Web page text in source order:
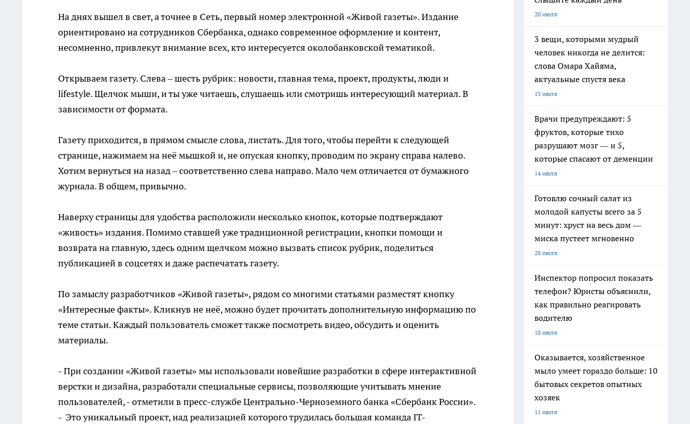
На днях вышел в свет, а точнее в Сеть, первый номер электронной «Живой газеты». Издание
ориентировано на сотрудников Сбербанка, однако современное оформление и контент,
несомненно, привлекут внимание всех, кто интересуется околобанковской тематикой.
Открываем газету. Слева – шесть рубрик: новости, главная тема, проект, продукты, люди и
lifestyle. Щелчок мыши, и ты уже читаешь, слушаешь или смотришь интересующий материал. В
зависимости от формата.
Газету приходится, в прямом смысле слова, листать. Для того, чтобы перейти к следующей
странице, нажимаем на неё мышкой и, не опуская кнопку, проводим по экрану справа налево.
Хотим вернуться на назад – соответственно слева направо. Мало чем отличается от бумажного
журнала. В общем, привычно.
Наверху страницы для удобства расположили несколько кнопок, которые подтверждают
«живость» издания. Помимо ставшей уже традиционной регистрации, кнопки помощи и
возврата на главную, здесь одним щелчком можно вызвать список рубрик, поделиться
публикацией в соцсетях и даже распечатать газету.
По замыслу разработчиков «Живой газеты», рядом со многими статьями разместят кнопку
«Интересные факты». Кликнув не неё, можно будет прочитать дополнительную информацию по
теме статьи. Каждый пользователь сможет также посмотреть видео, обсудить и оценить
материалы.
- При создании «Живой газеты» мы использовали новейшие разработки в сфере интерактивной
верстки и дизайна, разработали специальные сервисы, позволяющие учитывать мнение
пользователей, - отметили в пресс-службе Центрально-Черноземного банка «Сбербанк России».
- Это уникальный проект, над реализацией которого трудилась большая команда IT-
20 июля
3 вещи, которыми мудрый
человек никогда не делится:
слова Омара Хайяма,
актуальные спустя века
13 июля
Врачи предупреждают: 5
фруктов, которые тихо
разрушают мозг — и 5,
которые спасают от деменции
14 июля
Готовлю сочный салат из
молодой капусты всего за 5
минут: хруст на весь дом —
миска пустеет мгновенно
28 июля
Инспектор попросил показать
телефон? Юристы объяснили,
как правильно реагировать
водителю
18 июля
Оказывается, хозяйственное
мыло умеет гораздо больше: 10
бытовых секретов опытных
хозяек
11 июля